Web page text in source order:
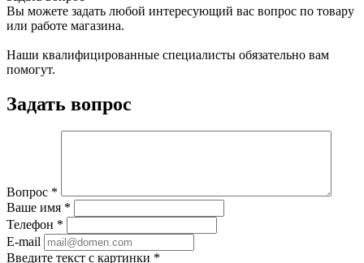
Вы можете задать любой интересующий вас вопрос по товару
или работе магазина.
Наши квалифицированные специалисты обязательно вам
помогут.
Задать вопрос
Вопрос *
Ваше имя *
Телефон *
E-mail
Введите текст с картинки *